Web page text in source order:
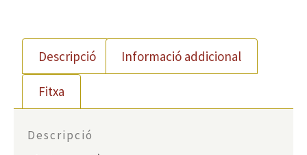
Descripció Informació addicional
Fitxa
Descripció